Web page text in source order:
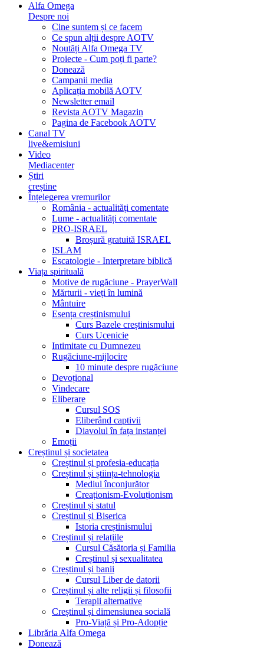
Alfa Omega
Despre noi
Cine suntem și ce facem
Ce spun alții despre AOTV
Noutăți Alfa Omega TV
Proiecte - Cum poți fi parte?
Donează
Campanii media
Aplicația mobilă AOTV
Newsletter email
Revista AOTV Magazin
Pagina de Facebook AOTV
Canal TV
live&emisiuni
Video
Mediacenter
Știri
creștine
Înțelegerea vremurilor
România - actualități comentate
Lume - actualități comentate
PRO-ISRAEL
Broșură gratuită ISRAEL
ISLAM
Escatologie - Interpretare biblică
Viața spirituală
Motive de rugăciune - PrayerWall
Mărturii - vieți în lumină
Mântuire
Esența creștinismului
Curs Bazele creștinismului
Curs Ucenicie
Intimitate cu Dumnezeu
Rugăciune-mijlocire
10 minute despre rugăciune
Devoțional
Vindecare
Eliberare
Cursul SOS
Eliberând captivii
Diavolul în fața instanței
Emoții
Creștinul și societatea
Creștinul și profesia-educația
Creștinul și știința-tehnologia
Mediul înconjurător
Creaționism-Evoluționism
Creștinul și statul
Creștinul și Biserica
Istoria creștinismului
Creștinul și relațiile
Cursul Căsătoria și Familia
Creștinul și sexualitatea
Creștinul și banii
Cursul Liber de datorii
Creștinul și alte religii și filosofii
Terapii alternative
Creștinul și dimensiunea socială
Pro-Viață și Pro-Adopție
Librăria Alfa Omega
Donează